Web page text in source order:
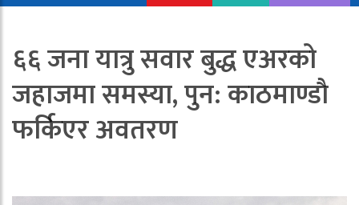
६६ जना यात्रु सवार बुद्ध एअरको
जहाजमा समस्या, पुन: काठमाण्डाै
फर्किएर अवतरण